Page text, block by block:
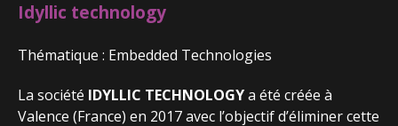
Idyllic technology
Thématique : Embedded Technologies
La société IDYLLIC TECHNOLOGYa été créée à
Valence (France) en 2017 avec l’objectif d’éliminer cette